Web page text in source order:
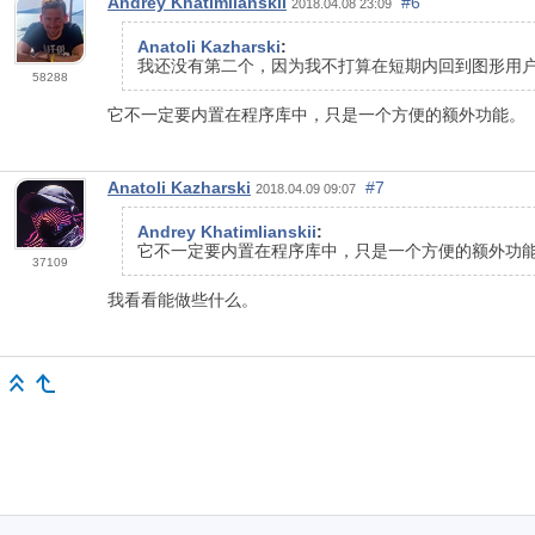
58288
2018.04.08 23:09
Anatoli Kazharski:
我还没有第二个，因为我不打算在短期内回到图形用户
它不一定要内置在程序库中，只是一个方便的额外功能。
37109
Anatoli Kazharski 2018.04.09 09:07 #7
Andrey Khatimlianskii:
它不一定要内置在程序库中，只是一个方便的额外功能
我看看能做些什么。